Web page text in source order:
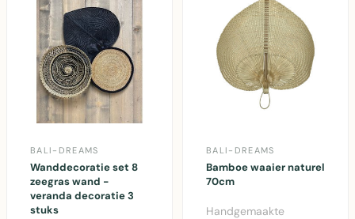
BALI-DREAMS
Wanddecoratie set 8
zeegras wand -
veranda decoratie 3
stuks
BALI-DREAMS
Bamboe waaier naturel
70cm
Handgemaakte